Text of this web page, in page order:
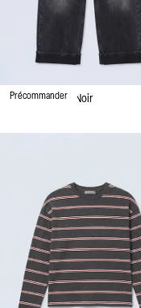
Précommander
Jane - Denim Noir